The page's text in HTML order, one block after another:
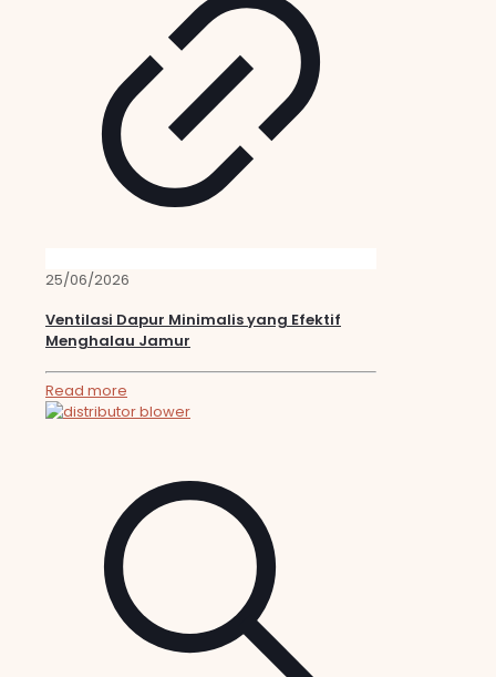
25/06/2026
Ventilasi Dapur Minimalis yang Efektif
Menghalau Jamur
Read more